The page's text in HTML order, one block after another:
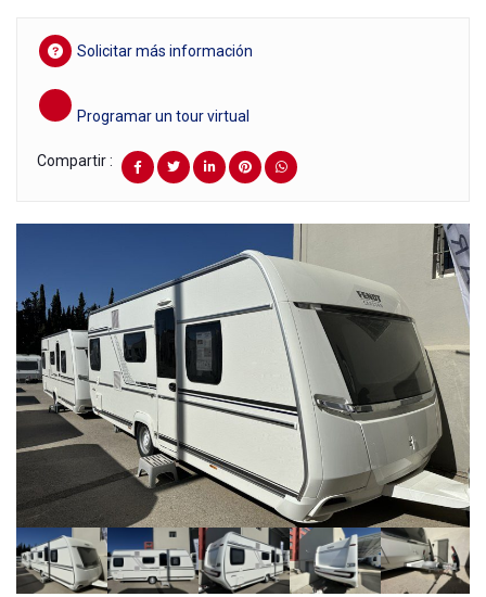
Solicitar más información
Programar un tour virtual
Compartir :